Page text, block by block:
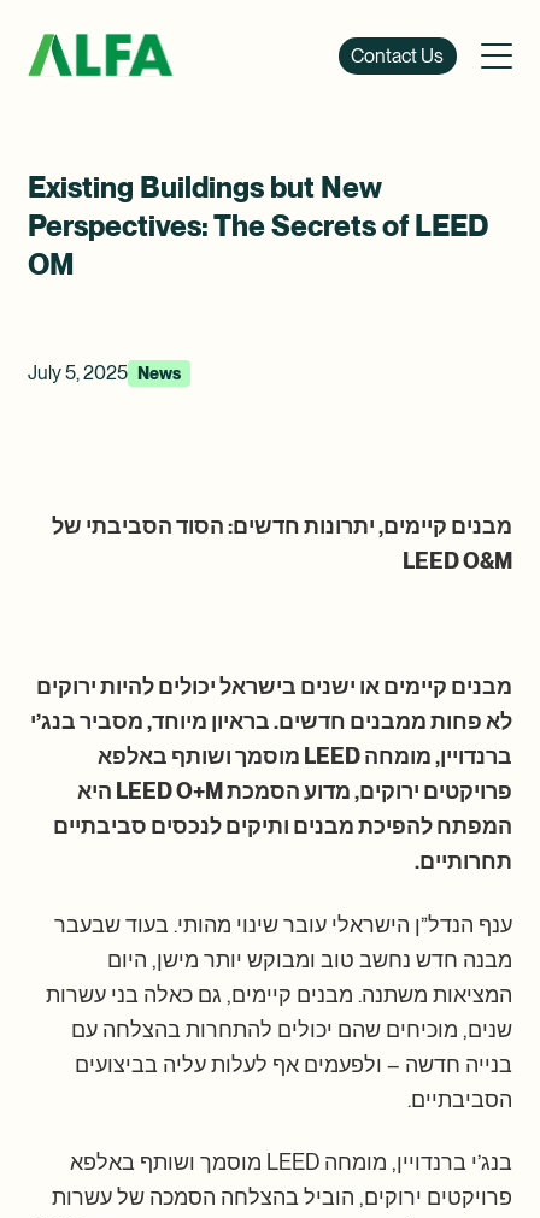
Contact Us
Existing Buildings but New
Perspectives: The Secrets of LEED
OM
July 5, 2025 News
מבנים קיימים, יתרונות חדשים: הסוד הסביבתי של
LEED O&M
מבנים קיימים או ישנים בישראל יכולים להיות ירוקים
לא פחות ממבנים חדשים. בראיון מיוחד, מסביר בנג’י
ברנדויין, מומחה LEED מוסמך ושותף באלפא
פרויקטים ירוקים, מדוע הסמכת LEED O+M היא
המפתח להפיכת מבנים ותיקים לנכסים סביבתיים
תחרותיים.
ענף הנדל”ן הישראלי עובר שינוי מהותי. בעוד שבעבר
מבנה חדש נחשב טוב ומבוקש יותר מישן, היום
המציאות משתנה. מבנים קיימים, גם כאלה בני עשרות
שנים, מוכיחים שהם יכולים להתחרות בהצלחה עם
בנייה חדשה – ולפעמים אף לעלות עליה בביצועים
הסביבתיים.
בנג’י ברנדויין, מומחה LEED מוסמך ושותף באלפא
פרויקטים ירוקים, הוביל בהצלחה הסמכה של עשרות